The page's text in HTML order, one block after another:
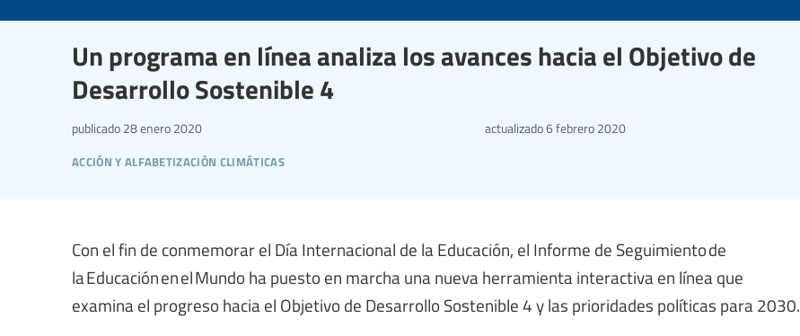
Un programa en línea analiza los avances hacia el Objetivo de
Desarrollo Sostenible 4
acción y alfabetización climáticas
publicado 28 enero 2020 actualizado6 febrero 2020
Con el fin de conmemorar el Día Internacional de la Educación, el Informe de Seguimiento de
la Educación en el Mundo ha puesto en marcha una nueva herramienta interactiva en línea que
examina el progreso hacia el Objetivo de Desarrollo Sostenible 4 y las prioridades políticas para 2030.